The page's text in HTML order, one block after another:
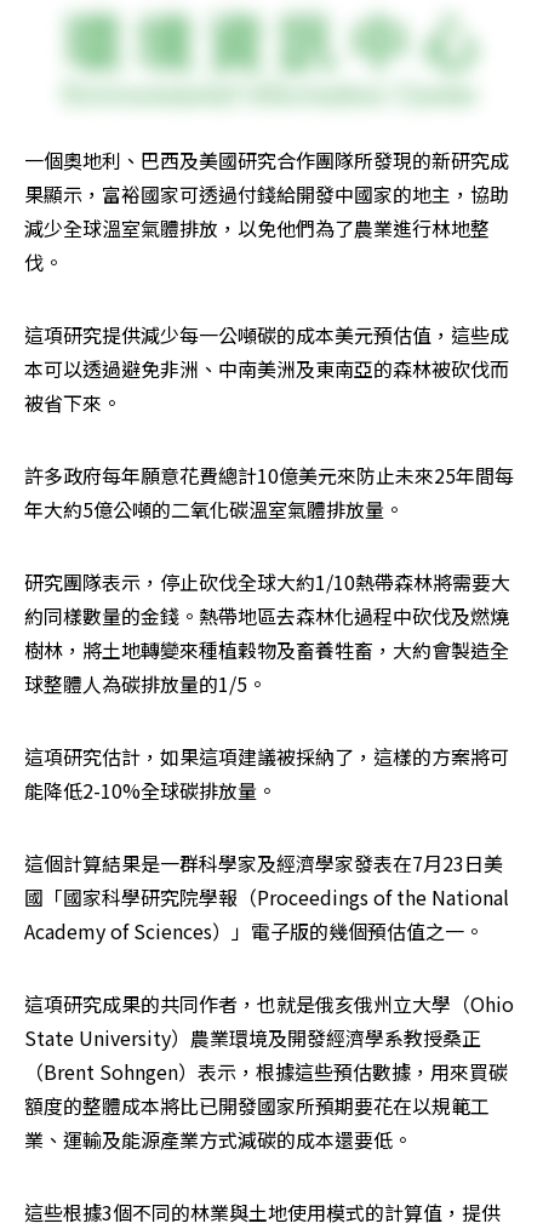
一個奧地利、巴西及美國研究合作團隊所發現的新研究成
果顯示，富裕國家可透過付錢給開發中國家的地主，協助
減少全球溫室氣體排放，以免他們為了農業進行林地整
伐。
這項研究提供減少每一公噸碳的成本美元預估值，這些成
本可以透過避免非洲、中南美洲及東南亞的森林被砍伐而
被省下來。
許多政府每年願意花費總計10億美元來防止未來25年間每
年大約5億公噸的二氧化碳溫室氣體排放量。
研究團隊表示，停止砍伐全球大約1/10熱帶森林將需要大
約同樣數量的金錢。熱帶地區去森林化過程中砍伐及燃燒
樹林，將土地轉變來種植穀物及畜養牲畜，大約會製造全
球整體人為碳排放量的1/5。
這項研究估計，如果這項建議被採納了，這樣的方案將可
能降低2-10%全球碳排放量。
這個計算結果是一群科學家及經濟學家發表在7月23日美
國「國家科學研究院學報（Proceedings of the National
Academy of Sciences）」電子版的幾個預估值之一。
這項研究成果的共同作者，也就是俄亥俄州立大學（Ohio
State University）農業環境及開發經濟學系教授桑正
（Brent Sohngen）表示，根據這些預估數據，用來買碳
額度的整體成本將比已開發國家所預期要花在以規範工
業、運輸及能源產業方式減碳的成本還要低。
這些根據3個不同的林業與土地使用模式的計算值，提供